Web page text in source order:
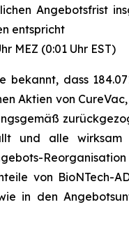
Angebotsfrist
entspricht
MEZ (0:01 Uhr EST)
bekannt, dass
Aktien von
und alle
Reorganisation
von BioNTech-
in den